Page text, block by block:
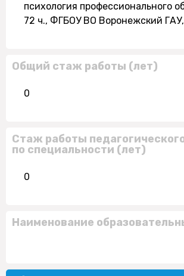
психология профессионального
72 ч., ФГБОУ ВО Воронежский
Общий стаж работы (лет)
0
Стаж работы
по специальности (лет)
0
Наименование